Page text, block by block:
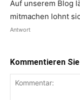
Auf unserem Blog
mitmachen lohnt
Antwort
Kommentieren